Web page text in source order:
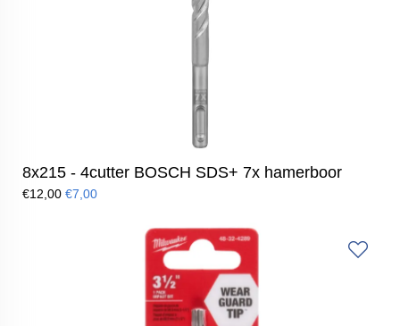
8x215 - 4cutter BOSCH SDS+ 7x hamerboor
€12,00 €7,00